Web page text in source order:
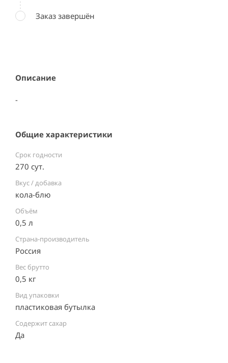
Описание
-
Общие характеристики
Срок годности
270 сут.
Вкус / добавка
кола-блю
Объём
0,5 л
Страна-производитель
Россия ⠀
Вес брутто
0,5 кг
Вид упаковки
пластиковая бутылка ⠀
Содержит сахар
Да
Заказ завершён